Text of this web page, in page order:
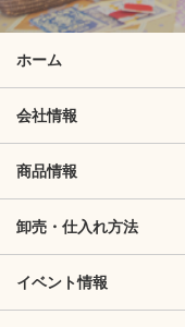
ホーム
会社情報
商品情報
卸売・仕入れ方法
イベント情報